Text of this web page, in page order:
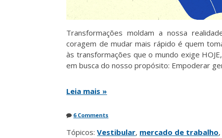
Transformações moldam a nossa
coragem de mudar mais rápido é quem
às transformações que o mundo exige
em busca do nosso propósito: Empoderar
Leia mais »
6 Comments
Tópicos:Vestibular, mercado de trabalho,